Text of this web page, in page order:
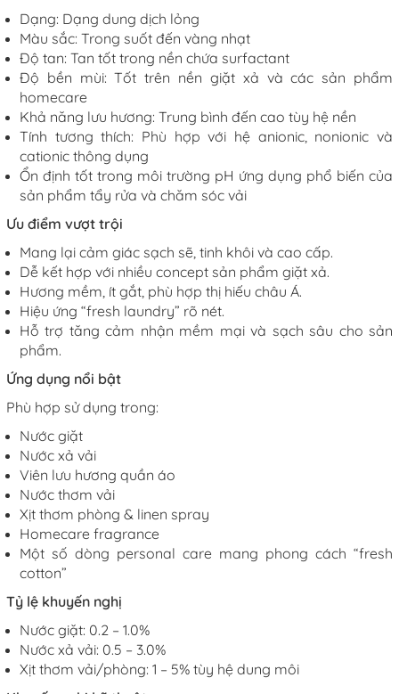
Dạng: Dạng dung dịch lỏng
Màu sắc: Trong suốt đến vàng nhạt
Độ tan: Tan tốt trong nền chứa surfactant
Độ bền mùi: Tốt trên nền giặt xả và các sản phẩm
homecare
Khả năng lưu hương: Trung bình đến cao tùy hệ nền
Tính tương thích: Phù hợp với hệ anionic, nonionic và
cationic thông dụng
Ổn định tốt trong môi trường pH ứng dụng phổ biến của
sản phẩm tẩy rửa và chăm sóc vải
Ưu điểm vượt trội
Mang lại cảm giác sạch sẽ, tinh khôi và cao cấp.
Dễ kết hợp với nhiều concept sản phẩm giặt xả.
Hương mềm, ít gắt, phù hợp thị hiếu châu Á.
Hiệu ứng “fresh laundry” rõ nét.
Hỗ trợ tăng cảm nhận mềm mại và sạch sâu cho sản
phẩm.
Ứng dụng nổi bật
Phù hợp sử dụng trong:
Nước giặt
Nước xả vải
Viên lưu hương quần áo
Nước thơm vải
Xịt thơm phòng & linen spray
Homecare fragrance
Một số dòng personal care mang phong cách “fresh
cotton”
Tỷ lệ khuyến nghị
Nước giặt: 0.2 – 1.0%
Nước xả vải: 0.5 – 3.0%
Xịt thơm vải/phòng: 1 – 5% tùy hệ dung môi